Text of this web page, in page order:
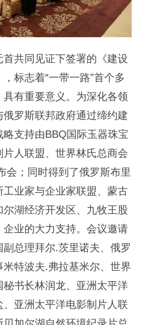
共同见证下签署的《建设
标志着“一带一路”首个多
有重要意义。为深化各领
罗斯联邦政府通过缔约建
支持由BBQ国际玉器珠宝
人联盟、世界林氏总商会
会；同时得到了俄罗斯布里
业家与企业家联盟、蒙古
湖经济开发区、九牧王股
业的大力支持。会议邀请
总理拜尔.茨里诺夫、俄罗
特波夫.弗拉基米尔、世界
书长林润龙、亚洲太平洋
亚洲太平洋电影制片人联